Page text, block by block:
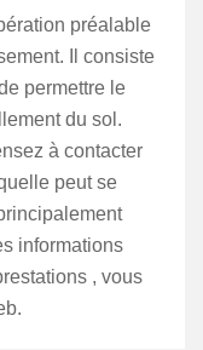
préalable
Il consiste
permettre le
du sol.
à contacter
peut se
informations
, vous